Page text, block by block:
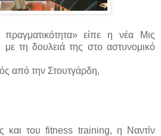
είπε η νέα Μις
με τη δουλειά της στο αστυνομικό
από την Στουτγάρδη,
και του fitness training, η Ναντίν